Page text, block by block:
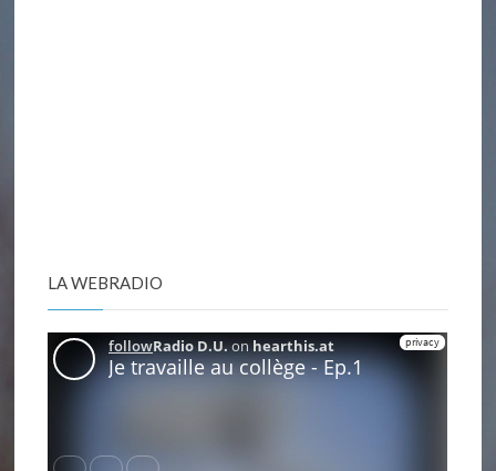
LA WEBRADIO